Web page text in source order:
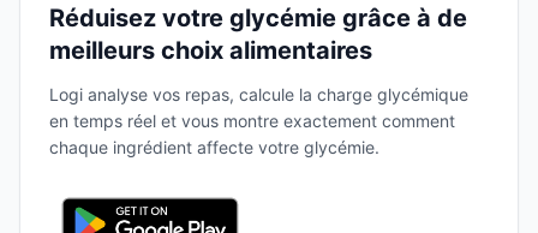
Réduisez votre glycémie grâce à de
meilleurs choix alimentaires
Logi analyse vos repas, calcule la charge glycémique
en temps réel et vous montre exactement comment
chaque ingrédient affecte votre glycémie.